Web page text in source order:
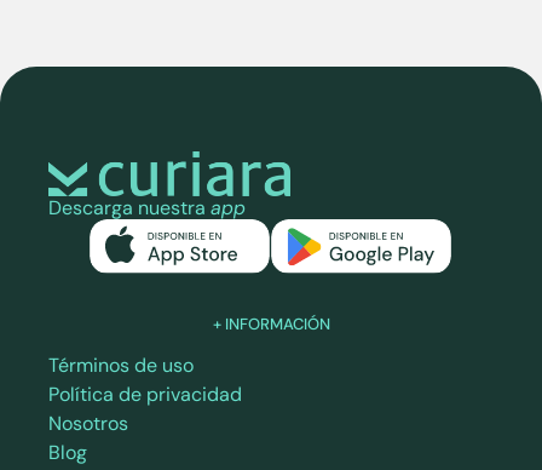
Descarga nuestra app
+ INFORMACIÓN
Términos de uso
Política de privacidad
Nosotros
Blog